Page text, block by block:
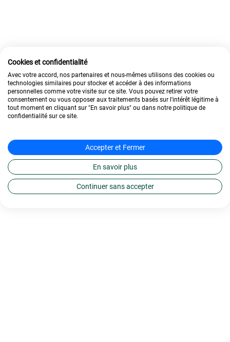
Cookies et confidentialité
Avec votre accord, nos partenaires et nous-mêmes utilisons des cookies ou
technologies similaires pour stocker et accéder à des informations
personnelles comme votre visite sur ce site. Vous pouvez retirer votre
consentement ou vous opposer aux traitements basés sur l'intérêt légitime à
tout moment en cliquant sur "En savoir plus" ou dans notre politique de
confidentialité sur ce site.
Accepter et Fermer
En savoir plus
Continuer sans accepter